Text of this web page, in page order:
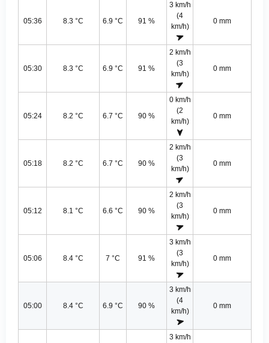
05:36 8.3 °C 6.9 °C 91 %
3 km/h
(4
km/h)
0 mm
05:30 8.3 °C 6.9 °C 91 %
2 km/h
(3
km/h)
0 mm
05:24 8.2 °C 6.7 °C 90 %
0 km/h
(2
km/h)
0 mm
05:18 8.2 °C 6.7 °C 90 %
2 km/h
(3
km/h)
0 mm
05:12 8.1 °C 6.6 °C 90 %
2 km/h
(3
km/h)
0 mm
05:06 8.4 °C 7 °C 91 %
3 km/h
(3
km/h)
0 mm
05:00 8.4 °C 6.9 °C 90 %
3 km/h
(4
km/h)
0 mm
3 km/h